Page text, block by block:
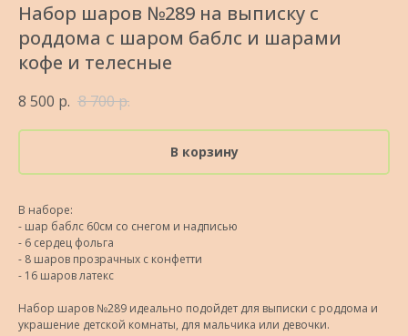
Набор шаров №289 на выписку с
роддома с шаром баблс и шарами
кофе и телесные
8 500 р. 8 700р.
В корзину
В наборе:
- шар баблс 60см со снегом и надписью
- 6 сердец фольга
- 8 шаров прозрачных с конфетти
- 16 шаров латекс
Набор шаров №289 идеально подойдет для выписки с роддома и
украшение детской комнаты, для мальчика или девочки.